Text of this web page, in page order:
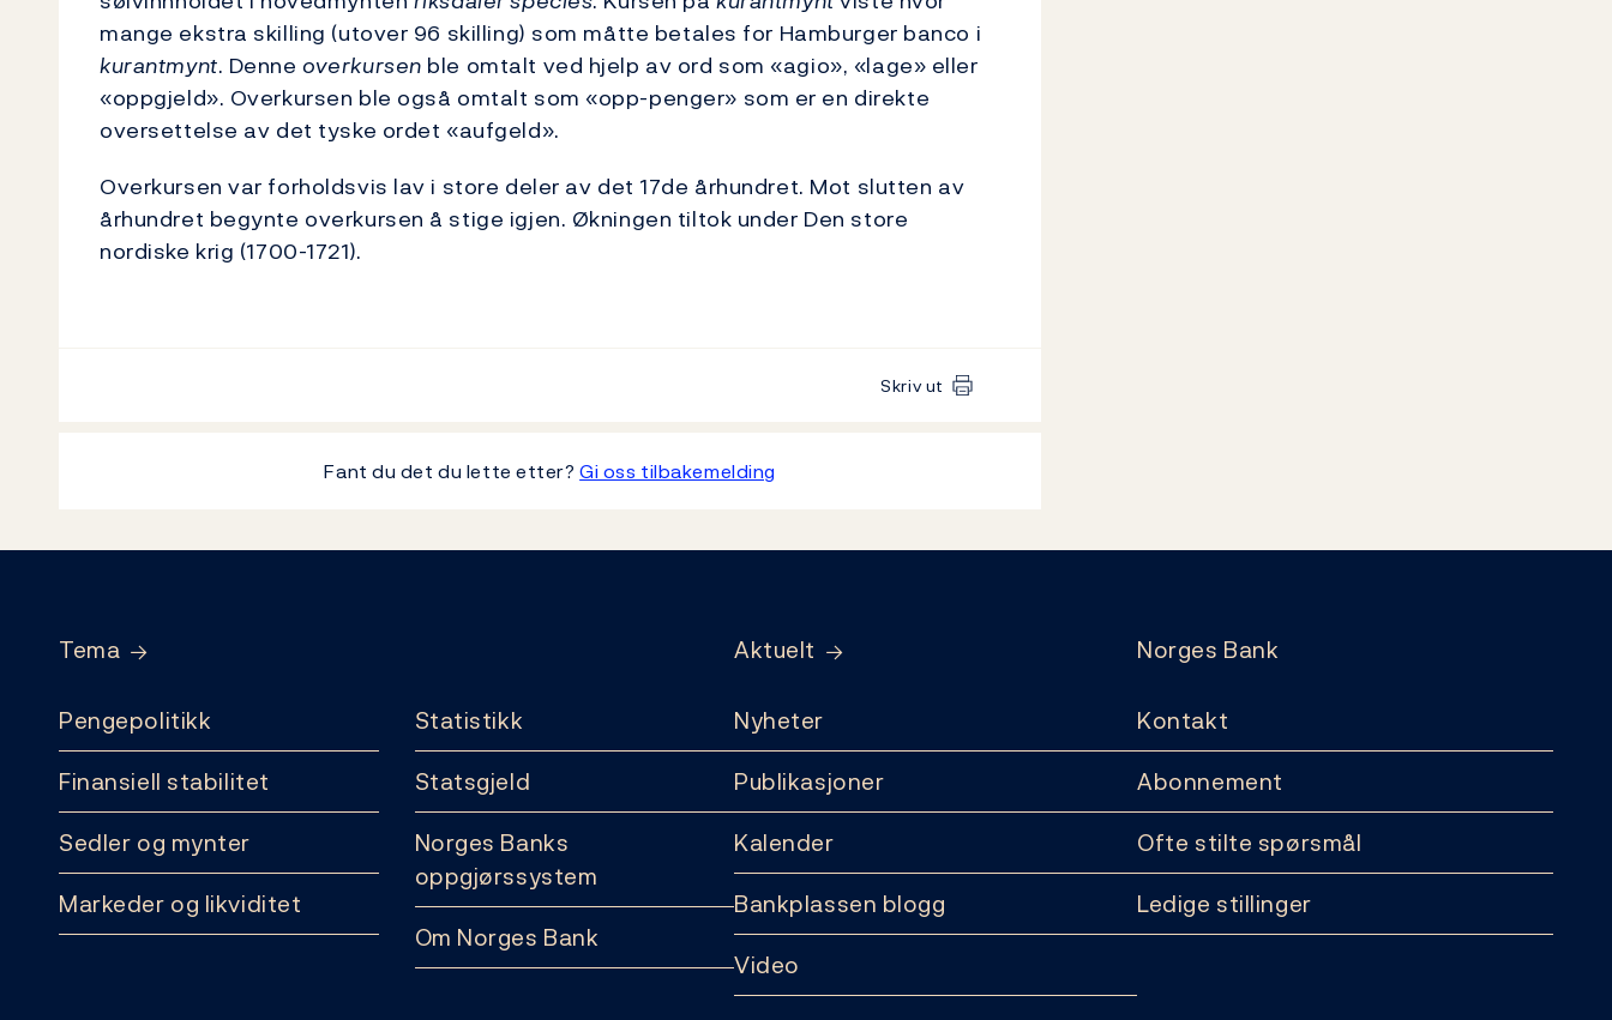
mange ekstra skilling (utover 96 skilling) som måtte betales for Hamburger banco i
kurantmynt. Denneoverkursen ble omtalt ved hjelp av ord som «agio», «lage» eller
«oppgjeld». Overkursen ble også omtalt som «opp-penger» som er en direkte
oversettelse av det tyske ordet «aufgeld».
Overkursen var forholdsvis lav i store deler av det 17de århundret. Mot slutten av
århundret begynte overkursen å stige igjen. Økningen tiltok under Den store
nordiske krig (1700-1721).
Skriv ut
Fant du det du lette etter?Gi oss tilbakemelding
Tema
Pengepolitikk
Finansiell stabilitet
Sedler og mynter
Markeder og likviditet
Statistikk
Statsgjeld
Norges Banks
oppgjørssystem
Om Norges Bank
Aktuelt
Nyheter
Publikasjoner
Kalender
Bankplassen blogg
Video
Norges Bank
Kontakt
Abonnement
Ofte stilte spørsmål
Ledige stillinger